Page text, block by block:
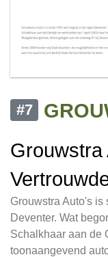
#7
Grouwstra
Grouwstra Auto's
Deventer. Wat
Schalkhaar aan de
toonaangevend